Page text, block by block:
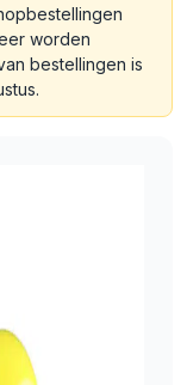
worden
bestellingen is